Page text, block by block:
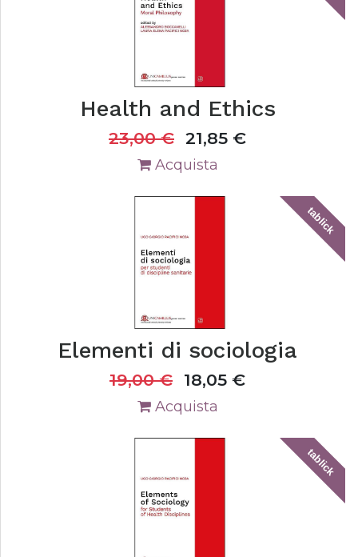
Health and Ethics
23,00€ 21,85 €
Acquista
tablick
Elementi di sociologia
19,00€ 18,05 €
Acquista
tablick